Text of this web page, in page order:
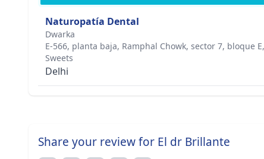
Naturopatía Dental
Dwarka
E-566, planta baja, Ramphal Chowk, sector 7, bloque
Sweets
Delhi
Share your review for El dr Brillante